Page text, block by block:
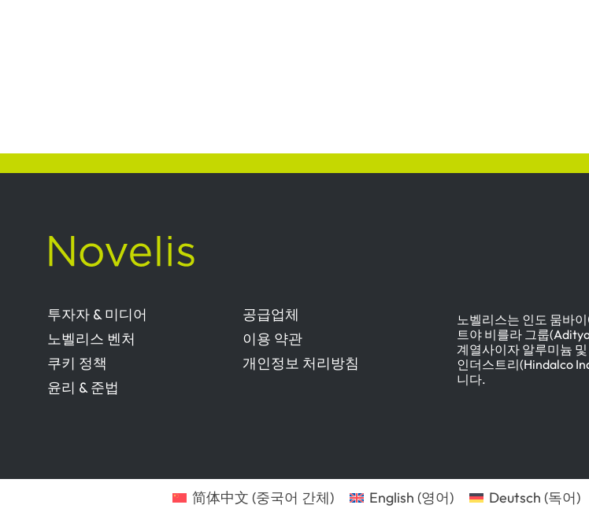
투자자 & 미디어
공급업체
노벨리스 벤처
이용 약관
쿠키 정책
개인정보 처리방침
윤리 & 준법
노벨리스는 인도 뭄바
트야 비를라 그룹
계열사이자 알루미늄
인더스트리(Hindalco
니다.
简体中文 (중국어 간체) English (영어) Deutsch (독어)